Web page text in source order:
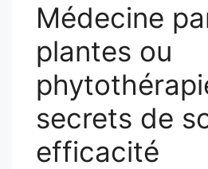
Médecine
plantes ou
secrets de
efficacité